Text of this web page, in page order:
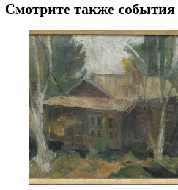
Смотрите также события